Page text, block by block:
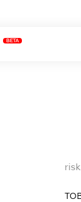
BETA